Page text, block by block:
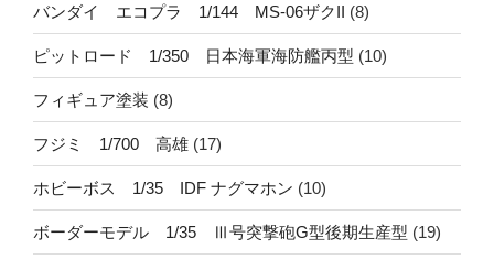
バンダイ エコプラ 1/144 MS-06ザクII (8)
ピットロード 1/350 日本海軍海防艦丙型 (10)
フィギュア塗装 (8)
フジミ 1/700 高雄 (17)
ホビーボス 1/35 IDF ナグマホン (10)
ボーダーモデル 1/35 Ⅲ号突撃砲G型後期生産型 (19)